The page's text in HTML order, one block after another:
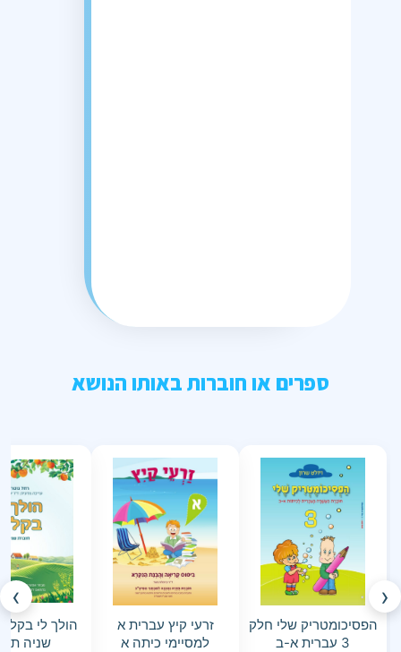
ספרים או חוברות באותו הנושא
‹
הפסיכומטריק שלי חלק
3 עברית א-ב
זרעי קיץ עברית א
למסיימי כיתה א
הולך לי
שניה
›